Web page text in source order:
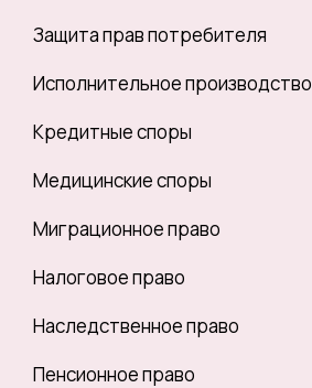
Защита прав потребителя
Исполнительное производство
Кредитные споры
Медицинские споры
Миграционное право
Налоговое право
Наследственное право
Пенсионное право